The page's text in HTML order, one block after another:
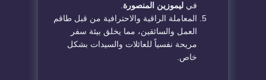
في ليموزين المنصورة.
​المعاملة الراقية والاحترافية من قبل طاقم
العمل والسائقين، مما يخلق بيئة سفر
مريحة نفسياً للعائلات والسيدات بشكل
خاص.